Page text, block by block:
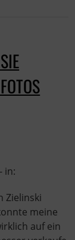
in:
Zielinski
meine
auf ein